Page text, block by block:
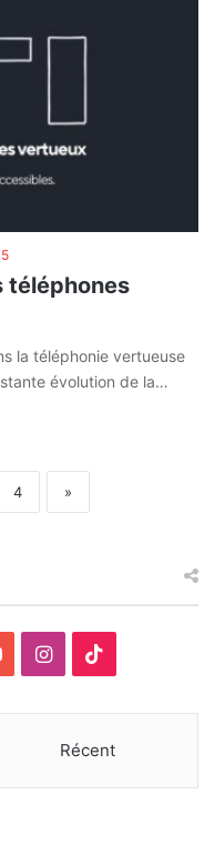
téléphones
la téléphonie vertueuse
évolution de la…
4 »
T
I
s
t
k
T
Récent